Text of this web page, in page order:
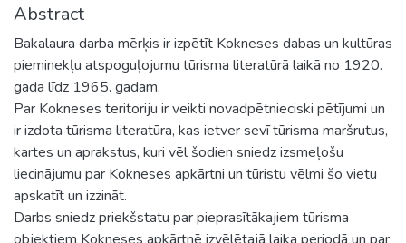
Abstract
Bakalaura darba mērķis ir izpētīt Kokneses dabas un kultūras
pieminekļu atspoguļojumu tūrisma literatūrā laikā no 1920.
gada līdz 1965. gadam.
Par Kokneses teritoriju ir veikti novadpētnieciski pētījumi un
ir izdota tūrisma literatūra, kas ietver sevī tūrisma maršrutus,
kartes un aprakstus, kuri vēl šodien sniedz izsmeļošu
liecinājumu par Kokneses apkārtni un tūristu vēlmi šo vietu
apskatīt un izzināt.
Darbs sniedz priekšstatu par pieprasītākajiem tūrisma